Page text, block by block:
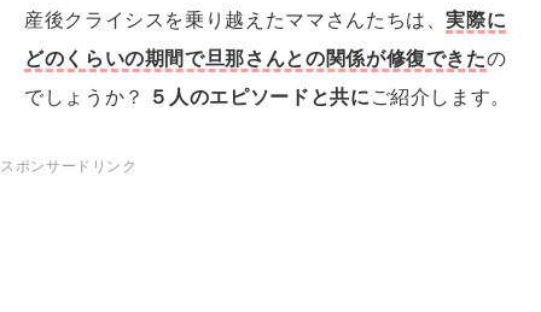
産後クライシスを乗り越えたママさんたちは、実際に
どのくらいの期間で旦那さんとの関係が修復できたの
でしょうか？
５人のエピソードと共に ご紹介します。